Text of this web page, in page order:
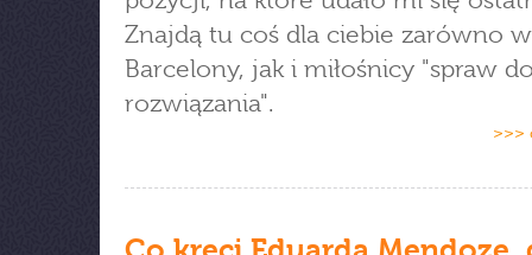
Znajdą tu coś dla ciebie zarówno
Barcelony, jak i miłośnicy "spraw
rozwiązania".
>>>